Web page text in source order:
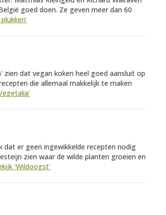
goed doen. Ze geven meer dan 60
zien dat vegan koken heel goed aansluit op
die allemaal makkelijk te maken
dat er geen ingewikkelde recepten nodig
zien waar de wilde planten groeien en
'Wildoogst'